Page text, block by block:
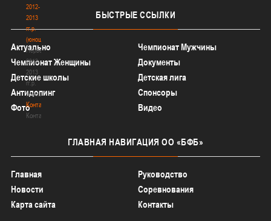
2012-
2013
гг.р.
(юноши)
Первенство
2012-
2013
гг.р.
(юноши)
Контакты
Контакты
БЫСТРЫЕ ССЫЛКИ
Актуально
Чемпионат Мужчины
Чемпионат Женщины
Документы
Детские школы
Детская лига
Антидопинг
Спонсоры
Фото
Видео
ГЛАВНАЯ НАВИГАЦИЯ ОО «БФБ»
Главная
Руководство
Новости
Соревнования
Карта сайта
Контакты